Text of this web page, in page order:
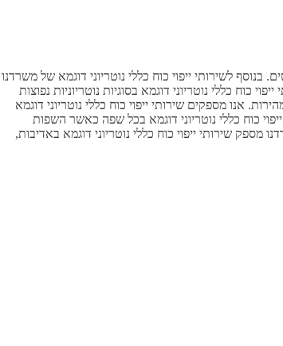
לשירותי ייפוי כוח כללי נוטריוני דוגמא של משרדנו
כוח כללי נוטריוני דוגמא בסוגיות נוטריוניות נפוצות
אנו מספקים שירותי ייפוי כוח כללי נוטריוני דוגמא
כוח כללי נוטריוני דוגמא בכל שפה כאשר השפות
שירותי ייפוי כוח כללי נוטריוני דוגמא באדיבות,